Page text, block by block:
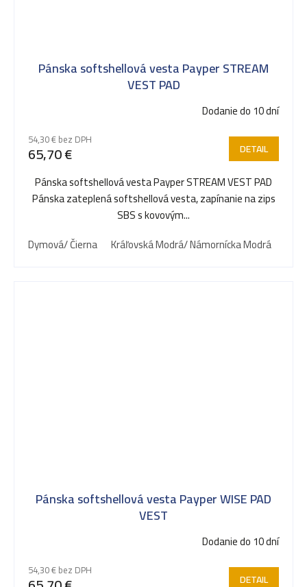
Pánska softshellová vesta Payper STREAM
VEST PAD
Dodanie do 10 dní
54,30 € bez DPH
65,70 € DETAIL
Pánska softshellová vesta Payper STREAM VEST PAD
Pánska zateplená softshellová vesta, zapínanie na zips
SBS s kovovým...
Dymová/ Čierna
Kráľovská Modrá/ Námornícka Modrá
Pánska softshellová vesta Payper WISE PAD
VEST
Dodanie do 10 dní
54,30 € bez DPH
DETAIL